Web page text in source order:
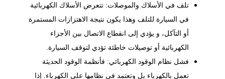
تلف في الأسلاك والموصلات: تتعرض الأسلاك الكهربائية
في السيارة للتلف وهذا يكون نتيجة الاهتزازات المستمرة
أو التآكل، و يؤدي إلى انقطاع الاتصال بين الأجزاء
الكهربائية أو توصيلات خاطئة تؤدي لتوقف السيارة.
فشل نظام الوقود الكهربائي: فأنظمة الوقود الحديثة
تعمل بالكهرباء بل وتعتمد في نظامها على الكهرباء. إذا